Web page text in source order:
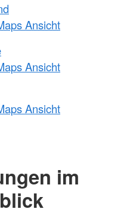
Ansicht
Ansicht
Ansicht
im